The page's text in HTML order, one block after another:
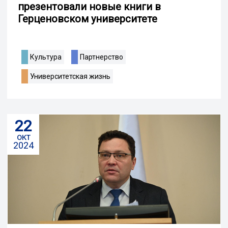
презентовали новые книги в
Герценовском университете
Культура Партнерство
Университетская жизнь
22
окт
2024